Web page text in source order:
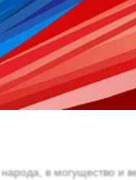
в могущество и